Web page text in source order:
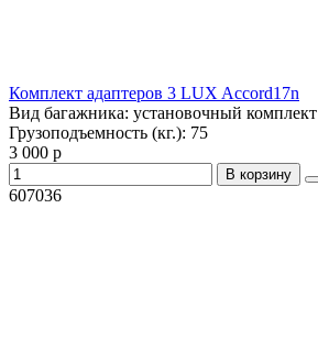
Комплект адаптеров 3 LUX Accord17n
Вид багажника: установочный комплект
Грузоподъемность (кг.): 75
3 000 р
В корзину
607036